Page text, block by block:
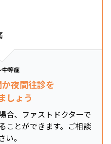
中等症
夜間往診を
しょう
合、ファストドクターで
ことができます。ご相談
い。